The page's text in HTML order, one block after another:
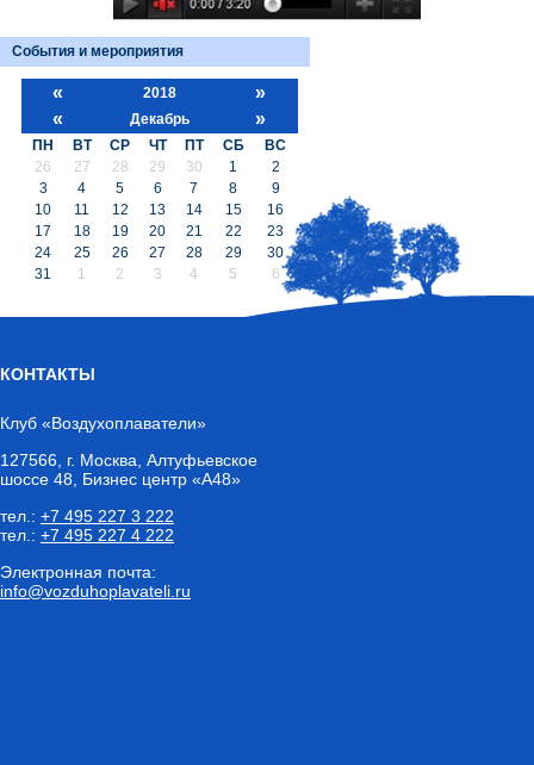
События и мероприятия
« 2018
»
«
Декабрь »
ПН ВТ СР ЧТ ПТ СБ
ВС
26
27 28 29 30 1
2
3
4 5 6 7 8
9
10
11 12 13 14 15
16
17
18 19 20 21 22
23
24
25 26 27 28 29
30
31
1 2 3 4 5 6
КОНТАКТЫ
Клуб «Воздухоплаватели»
127566 г. Москва , Алтуфьевское
шоссе 48, Бизнес центр «А48»
тел.: +7 495 227 3 222
тел.: +7 495 227 4 222
Электронная почта:
info@vozduhoplavateli.ru